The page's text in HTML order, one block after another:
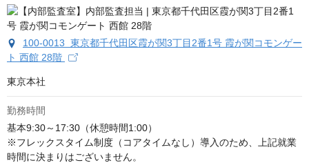
100-0013 東京都千代田区霞が関3丁目2番1号 霞が関コモンゲー
ト 西館 28階
東京本社
勤務時間
基本9:30～17:30（休憩時間1:00）
※フレックスタイム制度（コアタイムなし）導入のため、上記就業
時間に決まりはございません。